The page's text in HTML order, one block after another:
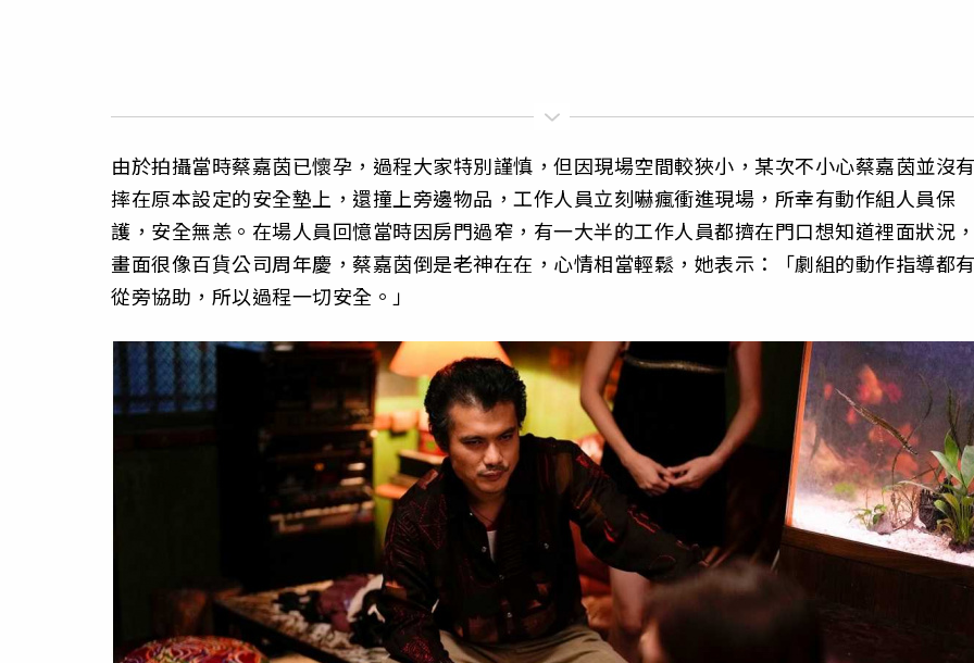
由於拍攝當時蔡嘉茵已懷孕，過程大家特別謹慎，但因現場空間較狹小，某次不小心蔡嘉茵並沒
摔在原本設定的安全墊上，還撞上旁邊物品，工作人員立刻嚇瘋衝進現場，所幸有動作組人員保
護，安全無恙。在場人員回憶當時因房門過窄，有一大半的工作人員都擠在門口想知道裡面狀況
畫面很像百貨公司周年慶，蔡嘉茵倒是老神在在，心情相當輕鬆，她表示：「劇組的動作指導都
從旁協助，所以過程一切安全。」